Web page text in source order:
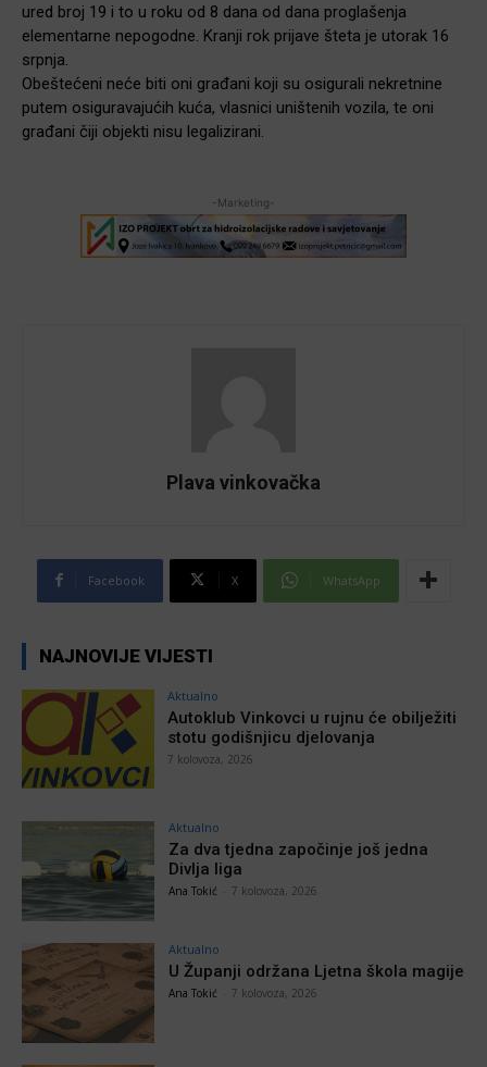
ured broj 19 i to u roku od 8 dana od dana proglašenja
elementarne nepogodne. Kranji rok prijave šteta je utorak 16
srpnja.
Obeštećeni neće biti oni građani koji su osigurali nekretnine
putem osiguravajućih kuća, vlasnici uništenih vozila, te oni
građani čiji objekti nisu legalizirani.
-Marketing-
Plava vinkovačka
Facebook X WhatsApp
NAJNOVIJE VIJESTI
Aktualno
Autoklub Vinkovci u rujnu će obilježiti
stotu godišnjicu djelovanja
7 kolovoza, 2026
Aktualno
Za dva tjedna započinje još jedna
Divlja liga
Ana Tokić 7 kolovoza, 2026
Aktualno
U Županji održana Ljetna škola magije
Ana Tokić 7 kolovoza, 2026